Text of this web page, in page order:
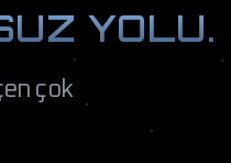
YOLU.
çok